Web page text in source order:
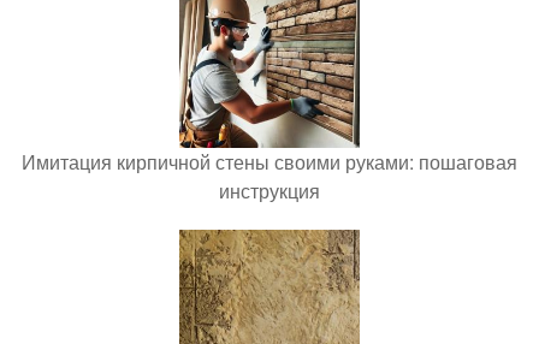
Имитация кирпичной стены своими руками: пошаговая
инструкция